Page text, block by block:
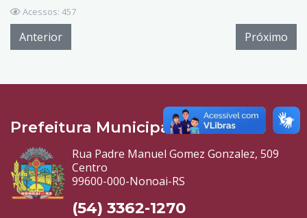
Acessos: 457
Anterior Próximo
Prefeitura Municipal
Rua Padre Manuel Gomez Gonzalez, 509
Centro
99600-000-Nonoai-RS
(54) 3362-1270